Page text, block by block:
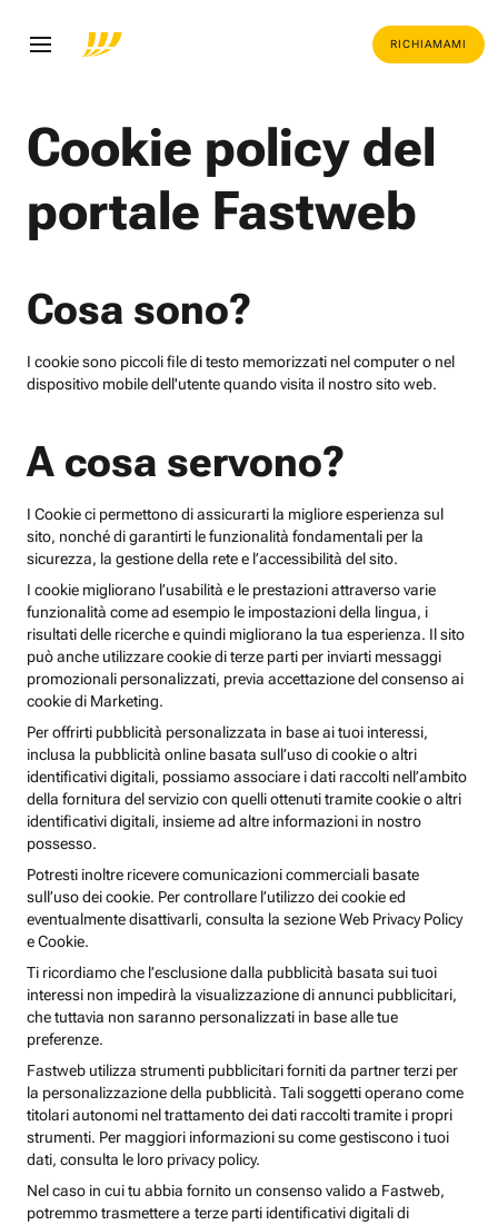
RICHIAMAMI
Cookie policy del
portale Fastweb
Cosa sono?
I cookie sono piccoli file di testo memorizzati nel computer o nel
dispositivo mobile dell'utente quando visita il nostro sito web.
A cosa servono?
I Cookie ci permettono di assicurarti la migliore esperienza sul
sito, nonché di garantirti le funzionalità fondamentali per la
sicurezza, la gestione della rete e l’accessibilità del sito.
I cookie migliorano l’usabilità e le prestazioni attraverso varie
funzionalità come ad esempio le impostazioni della lingua, i
risultati delle ricerche e quindi migliorano la tua esperienza. Il sito
può anche utilizzare cookie di terze parti per inviarti messaggi
promozionali personalizzati, previa accettazione del consenso ai
cookie di Marketing.
Per offrirti pubblicità personalizzata in base ai tuoi interessi,
inclusa la pubblicità online basata sull’uso di cookie o altri
identificativi digitali, possiamo associare i dati raccolti nell’ambito
della fornitura del servizio con quelli ottenuti tramite cookie o altri
identificativi digitali, insieme ad altre informazioni in nostro
possesso.
Potresti inoltre ricevere comunicazioni commerciali basate
sull’uso dei cookie. Per controllare l’utilizzo dei cookie ed
eventualmente disattivarli, consulta la sezione Web Privacy Policy
e Cookie.
Ti ricordiamo che l’esclusione dalla pubblicità basata sui tuoi
interessi non impedirà la visualizzazione di annunci pubblicitari,
che tuttavia non saranno personalizzati in base alle tue
preferenze.
Fastweb utilizza strumenti pubblicitari forniti da partner terzi per
la personalizzazione della pubblicità. Tali soggetti operano come
titolari autonomi nel trattamento dei dati raccolti tramite i propri
strumenti. Per maggiori informazioni su come gestiscono i tuoi
dati, consulta le loro privacy policy.
Nel caso in cui tu abbia fornito un consenso valido a Fastweb,
potremmo trasmettere a terze parti identificativi digitali di